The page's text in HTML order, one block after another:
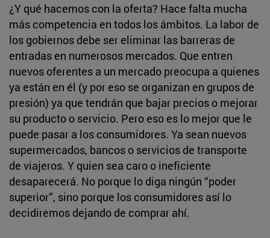
¿Y qué hacemos con la oferta? Hace falta mucha
más competencia en todos los ámbitos. La labor de
los gobiernos debe ser eliminar las barreras de
entradas en numerosos mercados. Que entren
nuevos oferentes a un mercado preocupa a quienes
ya están en él (y por eso se organizan en grupos de
presión) ya que tendrán que bajar precios o mejorar
su producto o servicio. Pero eso es lo mejor que le
puede pasar a los consumidores. Ya sean nuevos
supermercados, bancos o servicios de transporte
de viajeros. Y quien sea caro o ineficiente
desaparecerá. No porque lo diga ningún “poder
superior”, sino porque los consumidores así lo
decidiremos dejando de comprar ahí.